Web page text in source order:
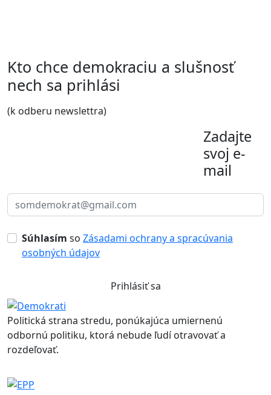
Kto chce demokraciu a slušnosť
nech sa prihlási
(k odberu newslettra)
Zadajte
svoj e-
mail
Súhlasím so Zásadami ochrany a spracúvania
osobných údajov
Prihlásiť sa
Politická strana stredu, ponúkajúca umiernenú
odbornú politiku, ktorá nebude ľudí otravovať a
rozdeľovať.